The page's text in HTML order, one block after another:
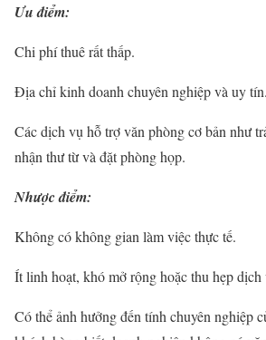
Ưu điểm:
Chi phí thuê rất thấp.
Địa chỉ kinh doanh chuyên nghiệp và uy tín.
Các dịch vụ hỗ trợ văn phòng cơ bản như
nhận thư từ và đặt phòng họp.
Nhược điểm:
Không có không gian làm việc thực tế.
Ít linh hoạt, khó mở rộng hoặc thu hẹp
Có thể ảnh hưởng đến tính chuyên nghiệp